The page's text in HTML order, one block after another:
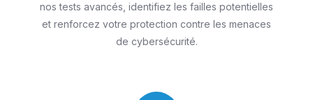
nos tests avancés, identifiez les failles potentielles
et renforcez votre protection contre les menaces
de cybersécurité.